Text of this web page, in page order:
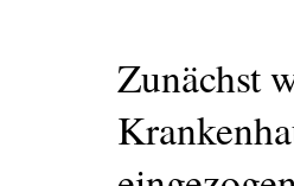
Zunächst